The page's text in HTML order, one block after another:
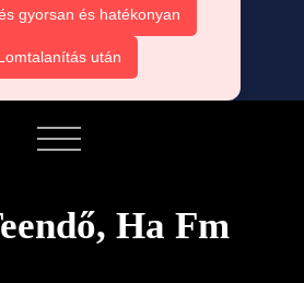
gyorsan és hatékonyan
után
Ha Fm